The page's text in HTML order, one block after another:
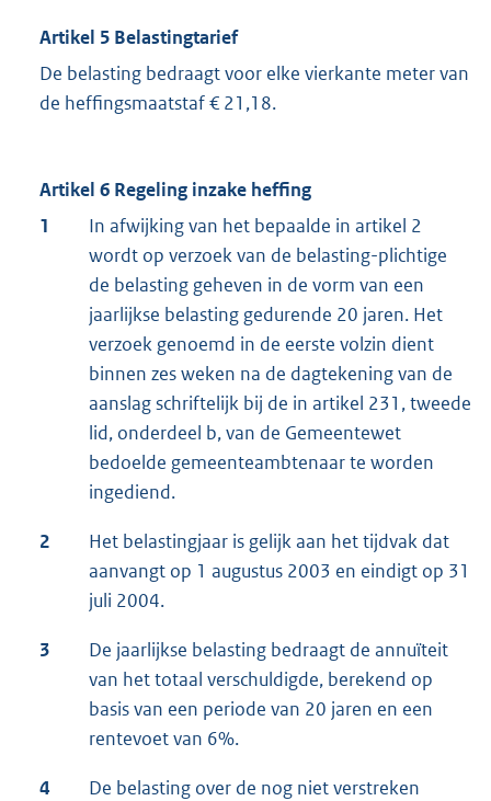
Artikel 5 Belastingtarief
De belasting bedraagt voor elke vierkante meter van
de heffingsmaatstaf € 21,18.
Artikel 6 Regeling inzake heffing
1
In afwijking van het bepaalde in artikel 2
wordt op verzoek van de belasting-plichtige
de belasting geheven in de vorm van een
jaarlijkse belasting gedurende 20 jaren. Het
verzoek genoemd in de eerste volzin dient
binnen zes weken na de dagtekening van de
aanslag schriftelijk bij de in artikel 231, tweede
lid, onderdeel b, van de Gemeentewet
bedoelde gemeenteambtenaar te worden
ingediend.
2
Het belastingjaar is gelijk aan het tijdvak dat
aanvangt op 1 augustus 2003 en eindigt op 31
juli 2004.
3
De jaarlijkse belasting bedraagt de annuïteit
van het totaal verschuldigde, berekend op
basis van een periode van 20 jaren en een
rentevoet van 6%.
4
De belasting over de nog niet verstreken